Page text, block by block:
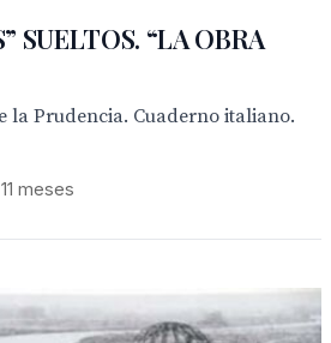
SUELTOS. “LA OBRA
la Prudencia. Cuaderno italiano.
meses